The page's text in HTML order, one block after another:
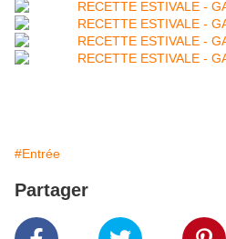
#Entrée
Partager